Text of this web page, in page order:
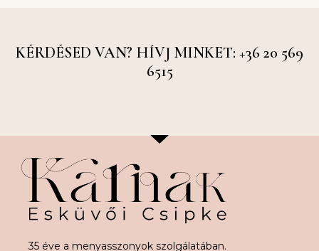
KÉRDÉSED VAN? HÍVJ MINKET: +36 20 569
6515
35 éve a menyasszonyok szolgálatában.